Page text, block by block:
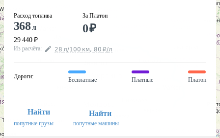
Расход топлива
368л
29 440 ₽
За Платон
0₽
Из расчёта: 28 л/100 км, 80 ₽/л
Дороги:
Бесплатные Платные Платон
Найти
попутные грузы
Найти
попутные машины